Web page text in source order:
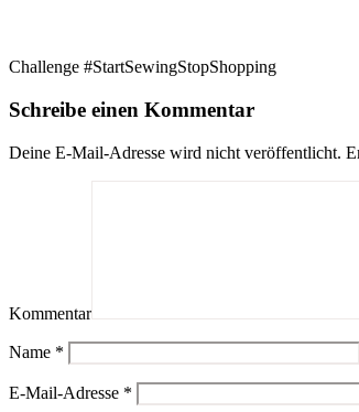
Challenge #StartSewingStopShopping
Schreibe einen Kommentar
Deine E-Mail-Adresse wird nicht veröffentlicht.
Kommentar
Name *
E-Mail-Adresse *